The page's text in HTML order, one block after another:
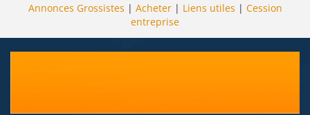
Annonces Grossistes | Acheter| Liens utiles | Cession
entreprise